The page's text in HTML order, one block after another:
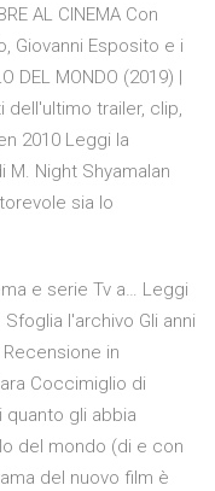
AL CINEMA Con
Giovanni Esposito e i
DEL MONDO (2019) |
trailer, clip,
2010 Leggi la
Night Shyamalan
sia lo
e serie Tv a… Leggi
l'archivo Gli anni
in
Coccimiglio di
quanto gli abbia
del mondo (di e con
del nuovo film è